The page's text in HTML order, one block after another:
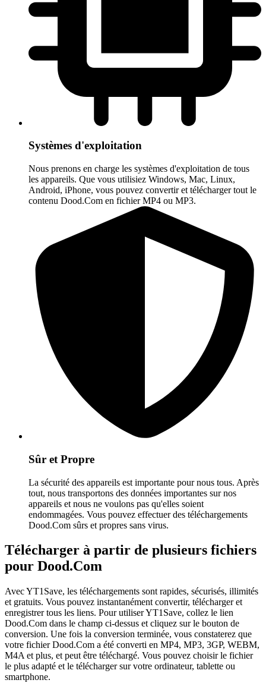
Systèmes d'exploitation
Nous prenons en charge les systèmes d'exploitation de tous
les appareils. Que vous utilisiez Windows, Mac, Linux,
Android, iPhone, vous pouvez convertir et télécharger tout le
contenu Dood.Com en fichier MP4 ou MP3.
Sûr et Propre
La sécurité des appareils est importante pour nous tous. Après
tout, nous transportons des données importantes sur nos
appareils et nous ne voulons pas qu'elles soient
endommagées. Vous pouvez effectuer des téléchargements
Dood.Com sûrs et propres sans virus.
Télécharger à partir de plusieurs fichiers
pour Dood.Com
Avec YT1Save, les téléchargements sont rapides, sécurisés, illimités
et gratuits. Vous pouvez instantanément convertir, télécharger et
enregistrer tous les liens. Pour utiliser YT1Save, collez le lien
Dood.Com dans le champ ci-dessus et cliquez sur le bouton de
conversion. Une fois la conversion terminée, vous constaterez que
votre fichier Dood.Com a été converti en MP4, MP3, 3GP, WEBM,
M4A et plus, et peut être téléchargé. Vous pouvez choisir le fichier
le plus adapté et le télécharger sur votre ordinateur, tablette ou
smartphone.